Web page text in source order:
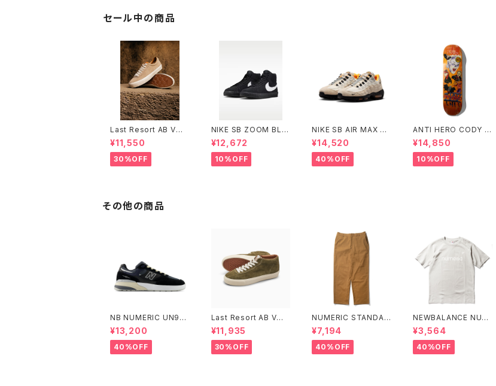
セール中の商品
Last Resort AB VM0
01 LOW SAND/WHIT
E
¥11,550
30%OFF
NIKE SB ZOOM BLA
ZER MID ブラック/ブラ
ック/ブラック/ホワイト
ナイキエスビー ズーム
ブレーザー ミッド
¥12,672
10%OFF
NIKE SB AIR MAX 95
WCP ナイキエスビー
エアマックス フットボー
ルコレクション Small
Size
¥14,520
40%OFF
ANTI HERO CODY C
HAPMAN STILL BELI
EVE 8.32インチ アンタ
イヒーロー コディ チャ
ップマン スティル ビリ
¥14,850
10%OFF
その他の商品
NB NUMERIC UN93
3BNT
¥13,200
40%OFF
Last Resort AB VM0
01 MID OLIVE/WHIT
E
¥11,935
30%OFF
NUMERIC STANDAR
D PANT グレートプレ
ーンズ
¥7,194
40%OFF
NEWBALANCE NUM
ERIC S/S TEE SHIRT
グレーマター
¥3,564
40%OFF